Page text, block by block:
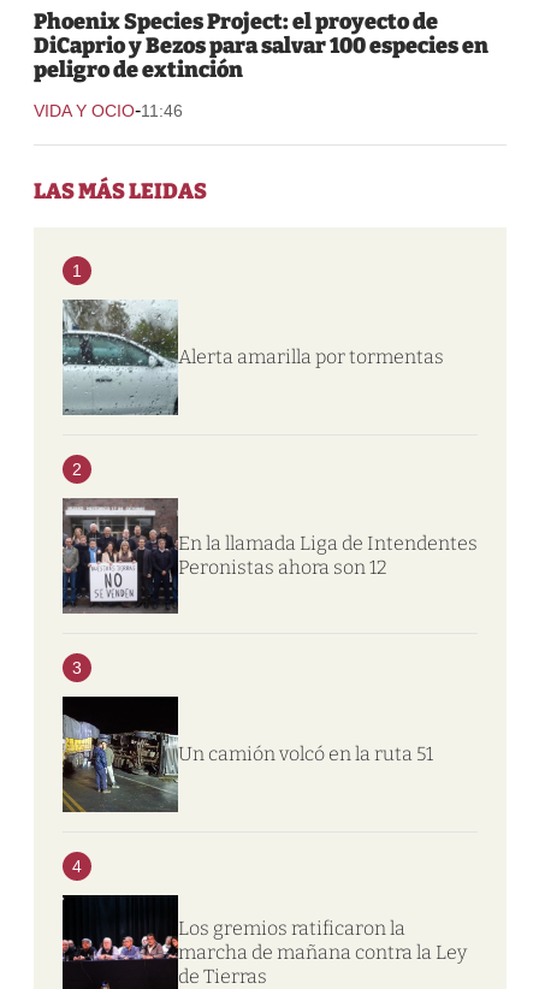
Phoenix Species Project: el proyecto de
DiCaprio y Bezos para salvar 100 especies en
peligro de extinción
VIDA Y OCIO-11:46
LAS MÁS LEIDAS
1
Alerta amarilla por tormentas
2
En la llamada Liga de Intendentes
Peronistas ahora son 12
3
Un camión volcó en la ruta 51
4
Los gremios ratificaron la
marcha de mañana contra la Ley
de Tierras